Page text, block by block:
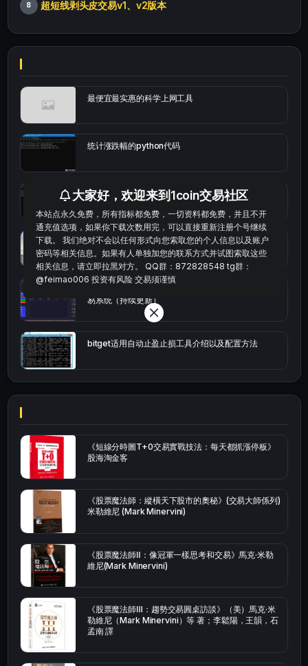
8 超短线剥头皮交易v1、v2版本
最便宜最实惠的科学上网工具
统计涨跌幅的python代码
okx的短线量化的免费版本
bybit安卓端
易系统（持续更新）
bitget适用自动止盈止损工具介绍以及配置方法
《短線分時圖T+0交易實戰技法：每天都抓漲停板》
股海淘金客
《股票魔法師：縱橫天下股市的奧秘》(交易大師係列)
米勒維尼 (Mark Minervini)
《股票魔法師Ⅱ：像冠軍一樣思考和交易》馬克·米勒
維尼(Mark Minervini)
《股票魔法師Ⅲ：趨勢交易圓桌訪談》（美）馬克·米
勒維尼（Mark Minervini）等 著；李鬆陽，王韻，石
孟南 譯
大家好，欢迎来到1coin交易社区
本站点永久免费，所有指标都免费，一切资料都免费，并且不开
通充值选项，如果你下载次数用完，可以直接重新注册个号继续
下载。 我们绝对不会以任何形式向您索取您的个人信息以及账户
密码等相关信息。如果有人单独加您的联系方式并试图索取这些
相关信息，请立即拉黑对方。 QQ群：872828548 tg群：
@feimao006 投资有风险 交易须谨慎